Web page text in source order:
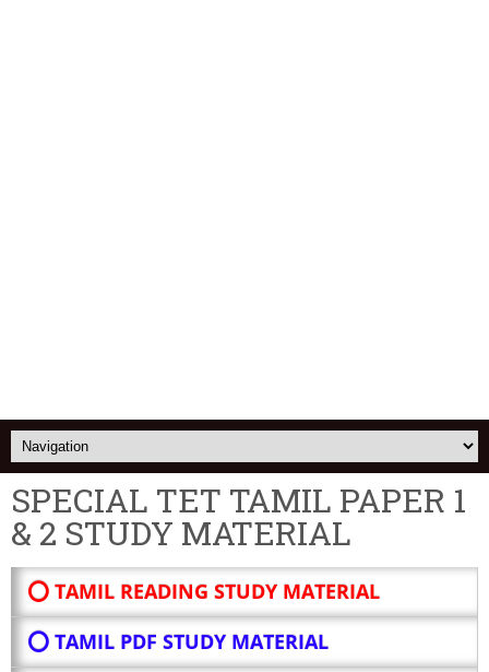
SPECIAL TET TAMIL PAPER 1
& 2 STUDY MATERIAL
⭕ TAMIL READING STUDY MATERIAL
⭕ TAMIL PDF STUDY MATERIAL